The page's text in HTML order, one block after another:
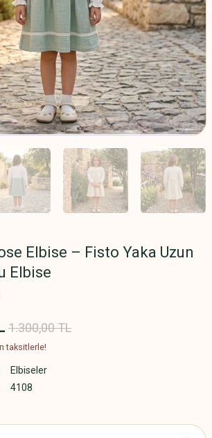
Elbise – Fisto Yaka Uzun
Elbise
1.300,00 TL
taksitlerle!
Elbiseler
4108